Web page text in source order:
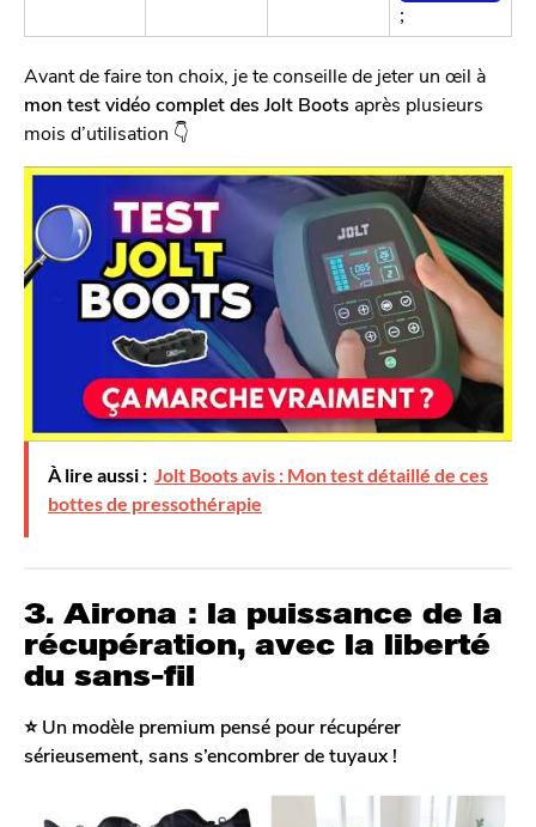
;
Avant de faire ton choix, je te conseille de jeter un œil à
mon test vidéo complet des Jolt Boots après plusieurs
mois d’utilisation 👇
À lire aussi : Jolt Boots avis : Mon test détaillé de ces
bottes de pressothérapie
3. Airona : la puissance de la
récupération, avec la liberté
du sans-fil
⭐️ Un modèle premium pensé pour récupérer
sérieusement, sans s’encombrer de tuyaux !